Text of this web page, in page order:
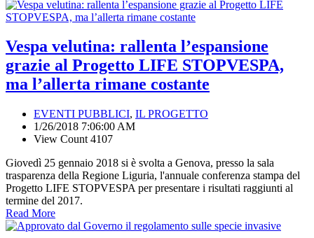
Vespa velutina: rallenta l’espansione
grazie al Progetto LIFE STOPVESPA,
ma l’allerta rimane costante
EVENTI PUBBLICI, IL PROGETTO
1/26/2018 7:06:00 AM
View Count 4107
Giovedì 25 gennaio 2018 si è svolta a Genova, presso la sala
trasparenza della Regione Liguria, l'annuale conferenza stampa del
Progetto LIFE STOPVESPA per presentare i risultati raggiunti al
termine del 2017.
Read More